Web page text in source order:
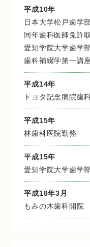
平成10年
日本大学松戸歯学
同年歯科医師免許
愛知学院大学歯学
歯科補綴学第一講
平成14年
トヨタ記念病院歯
平成15年
林歯科医院勤務
平成15年
愛知学院大学歯学
平成18年3月
もみの木歯科開院